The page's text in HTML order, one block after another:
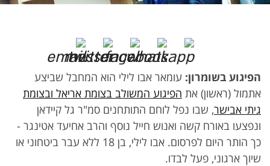
הפיגוע בשומרון: עומאר אבו לילי הוא המחבל שביצע
אתמול (ראשון) את הפיגוע המשולב בצומת אריאל ובצומת
גיתי אבישר, שבו נפל לוחם התותחנים סמ"ר גל קיידאן
ונפצעו באורח קשה ואנוש חייל נוסף והרב אחיעד אטינגר -
כך הותר היום לפרסום. אבו לילי, בן 18 ללא עבר ביטחוני או
שיוך ארגוני, פעל לבדו.